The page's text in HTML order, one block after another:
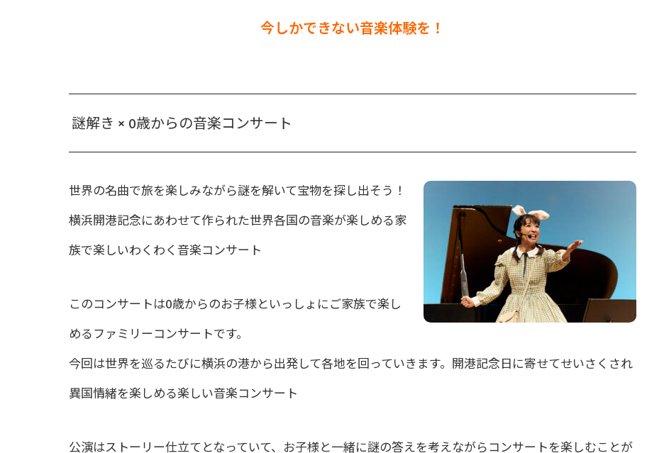
今しかできない音楽体験を！
謎解き × 0歳からの音楽コンサート
世界の名曲で旅を楽しみながら謎を解いて宝物を探し出そう！
横浜開港記念にあわせて作られた世界各国の音楽が楽しめる家
族で楽しいわくわく音楽コンサート
このコンサートは0歳からのお子様といっしょにご家族で楽し
めるファミリーコンサートです。
今回は世界を巡るたびに横浜の港から出発して各地を回っていきます。開港記念日に寄せてせいさくされ
異国情緒を楽しめる楽しい音楽コンサート
公演はストーリー仕立てとなっていて、お子様と一緒に謎の答えを考えながらコンサートを楽しむことが